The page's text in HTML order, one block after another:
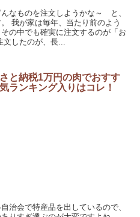
なものを注文しようかな～ と、
我が家は毎年、当たり前のよう
の中でも確実に注文するのが「お
文したのが、長...
と納税1万円の肉でおすす
ランキング入りはコレ！
治会で特産品を出しているので、